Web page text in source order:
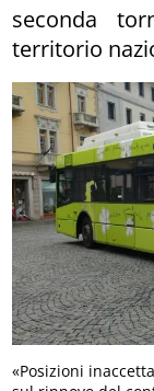
seconda
territorio
«Posizioni